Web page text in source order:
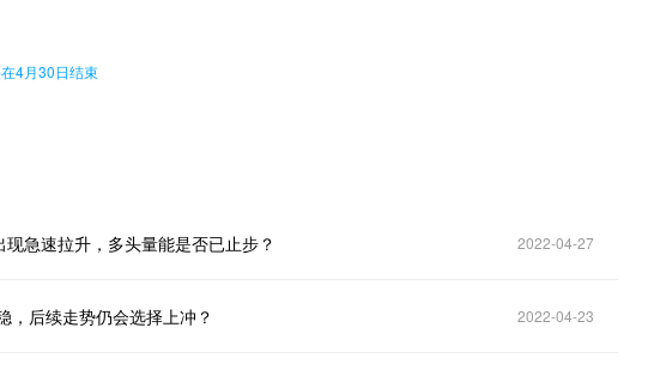
4月30日结束
急速拉升，多头量能是否已止步？ 2022-04-27
，后续走势仍会选择上冲？ 2022-04-23